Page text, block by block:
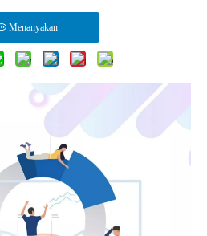
Menanyakan